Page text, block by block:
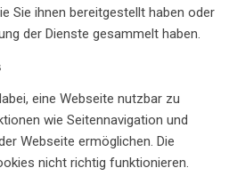
Sie ihnen bereitgestellt haben oder
der Dienste gesammelt haben.
eine Webseite nutzbar zu
wie Seitennavigation und
Webseite ermöglichen. Die
nicht richtig funktionieren.